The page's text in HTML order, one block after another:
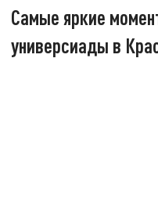
Самые яркие
универсиады в